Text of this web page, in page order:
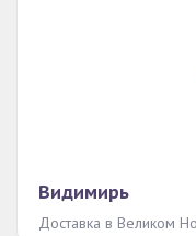
Видимирь
Доставка в Великом